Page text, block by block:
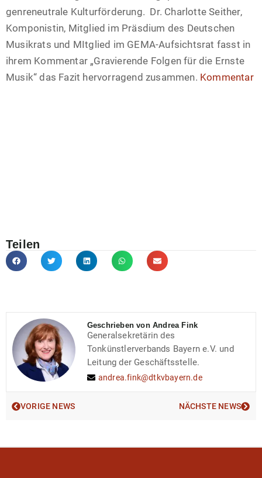
genreneutrale Kulturförderung. Dr. Charlotte Seither,
Komponistin, Mitglied im Präsdium des Deutschen
Musikrats und MItglied im GEMA-Aufsichtsrat fasst in
ihrem Kommentar „Gravierende Folgen für die Ernste
Musik“ das Fazit hervorragend zusammen. Kommentar
Teilen
Geschrieben von Andrea Fink
Generalsekretärin des
Tonkünstlerverbands Bayern e.V. und
Leitung der Geschäftsstelle.
andrea.fink@dtkvbayern.de
VORIGE NEWS NÄCHSTE NEWS